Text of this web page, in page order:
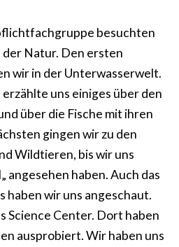
besuchten
der Natur. Den ersten
wir in der Unterwasserwelt.
uns einiges über den
über die Fische mit ihren
gingen wir zu den
Wildtieren, bis wir uns
angesehen haben. Auch das
haben wir uns angeschaut.
Science Center. Dort haben
ausprobiert. Wir haben uns